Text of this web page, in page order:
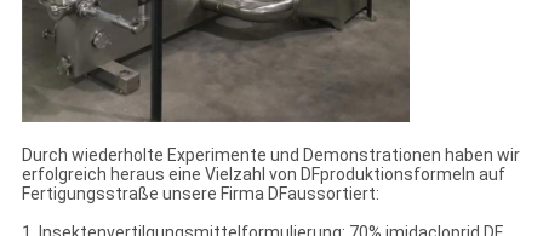
Durch wiederholte Experimente und Demonstrationen haben wir
erfolgreich heraus eine Vielzahl von DFproduktionsformeln auf
Fertigungsstraße unsere Firma DFaussortiert: